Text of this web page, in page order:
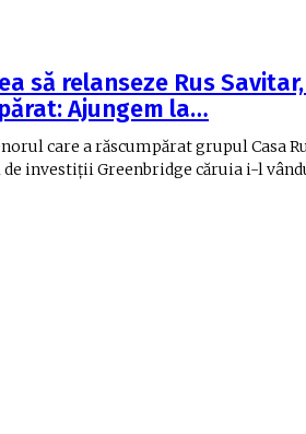
să relanseze Rus
Ajungem la…
care a răscumpărat grupul Casa
de investiţii Greenbridge căruia i-l